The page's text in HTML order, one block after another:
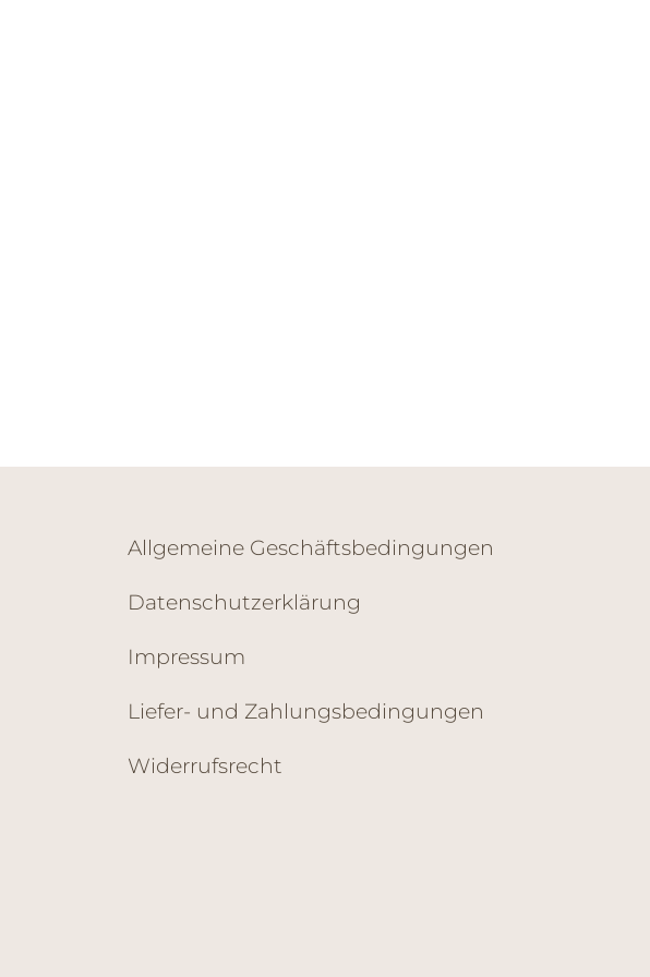
Allgemeine Geschäftsbedingungen
Datenschutzerklärung
Impressum
Liefer- und Zahlungsbedingungen
Widerrufsrecht